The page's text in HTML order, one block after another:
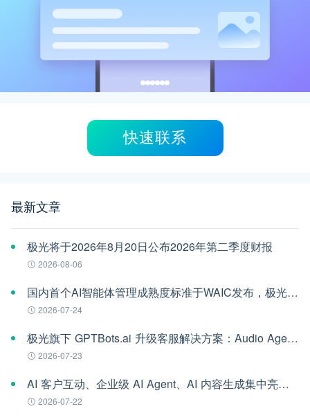
快速联系
最新文章
极光将于2026年8月20日公布2026年第二季度财报
2026-08-06
国内首个AI智能体管理成熟度标准于WAIC发布，极光参编
2026-07-24
极光旗下 GPTBots.ai 升级客服解决方案：Audio Agent 打通企业通信线路，LINE 客服插件 2.0 同步上线
2026-07-23
AI 客户互动、企业级 AI Agent、AI 内容生成集中亮相！极光旗下EngageLab WAIC 2026 现场回顾
2026-07-22